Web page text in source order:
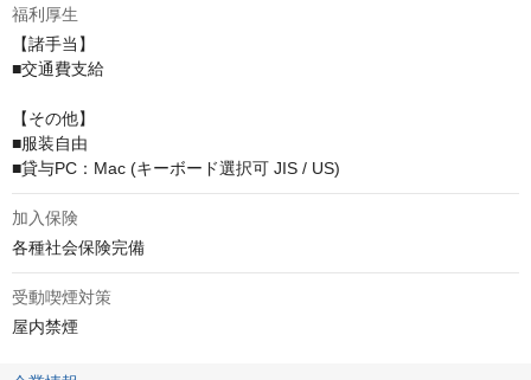
福利厚生
【諸手当】
■交通費支給
【その他】
■服装自由
■貸与PC：Mac (キーボード選択可 JIS / US)
加入保険
各種社会保険完備
受動喫煙対策
屋内禁煙